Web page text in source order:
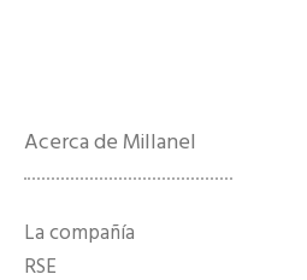
Acerca de Millanel
La compañía
RSE